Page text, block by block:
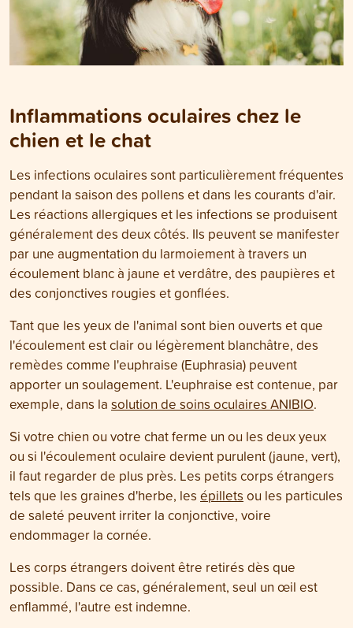
Inflammations oculaires chez le
chien et le chat
Les infections oculaires sont particulièrement fréquentes
pendant la saison des pollens et dans les courants d'air.
Les réactions allergiques et les infections se produisent
généralement des deux côtés. Ils peuvent se manifester
par une augmentation du larmoiement à travers un
écoulement blanc à jaune et verdâtre, des paupières et
des conjonctives rougies et gonflées.
Tant que les yeux de l'animal sont bien ouverts et que
l'écoulement est clair ou légèrement blanchâtre, des
remèdes comme l'euphraise (Euphrasia) peuvent
apporter un soulagement. L'euphraise est contenue, par
exemple, dans la solution de soins oculaires ANIBIO.
Si votre chien ou votre chat ferme un ou les deux yeux
ou si l'écoulement oculaire devient purulent (jaune, vert),
il faut regarder de plus près. Les petits corps étrangers
tels que les graines d'herbe, les épillets ou les particules
de saleté peuvent irriter la conjonctive, voire
endommager la cornée.
Les corps étrangers doivent être retirés dès que
possible. Dans ce cas, généralement, seul un œil est
enflammé, l'autre est indemne.